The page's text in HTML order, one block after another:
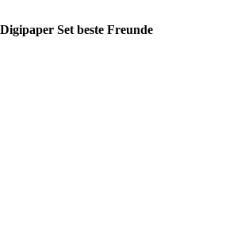
Set beste Freunde